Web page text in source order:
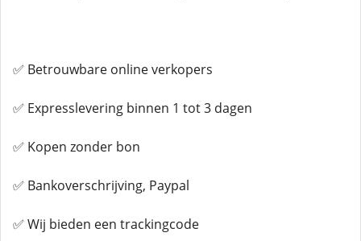
✅ Betrouwbare online verkopers
✅ Expresslevering binnen 1 tot 3 dagen
✅ Kopen zonder bon
✅ Bankoverschrijving, Paypal
✅ Wij bieden een trackingcode